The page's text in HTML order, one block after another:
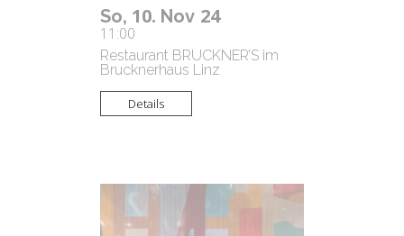
So, 10. Nov 24
11:00
Restaurant BRUCKNER’S im
Brucknerhaus Linz
Details